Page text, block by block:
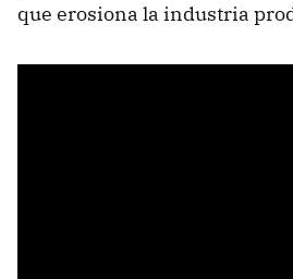
que erosiona la industria